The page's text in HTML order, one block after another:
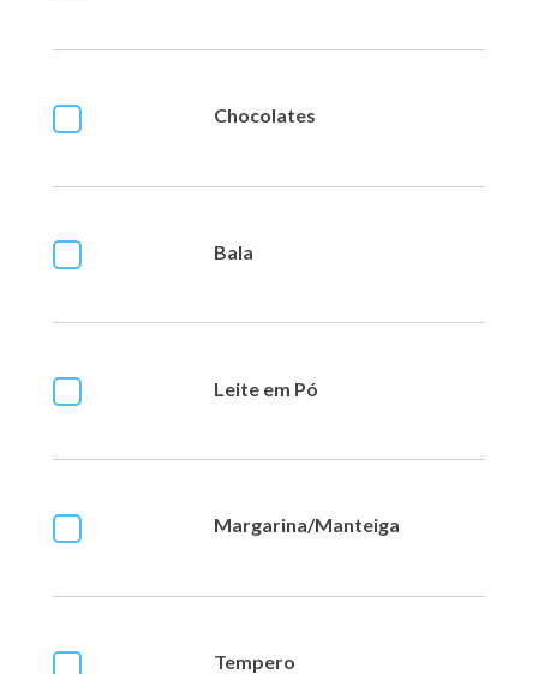
Chocolates
Bala
Leite em Pó
Margarina/Manteiga
Tempero